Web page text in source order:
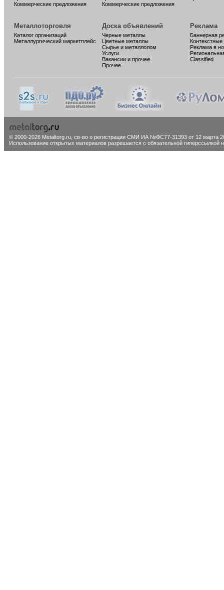
Коммерческие предложения
Коммерческие предложения
Металлоторговля
Каталог организаций
Металлургический маркетплейс
Доска объявлений
Черные металлы
Цветные металлы
Сырье и металлолом
Услуги
Вакансии и прочее
Прочее
Реклама
Баннерная
Реклама в
Classified
© 2000-2026 Metaltorg.ru, св-во о регистрации СМИ ИА №ФС77-31393 от 12 марта
Использование открытых материалов разрешается с обязательной гиперссылкой